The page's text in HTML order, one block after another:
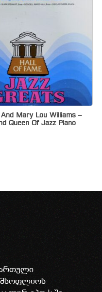
Mary Lou Williams –
Queen Of Jazz Piano
მსოფლიოს